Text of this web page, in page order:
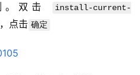
。双击
install-current-
点击 确定